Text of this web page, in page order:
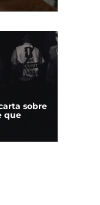
sobre
que